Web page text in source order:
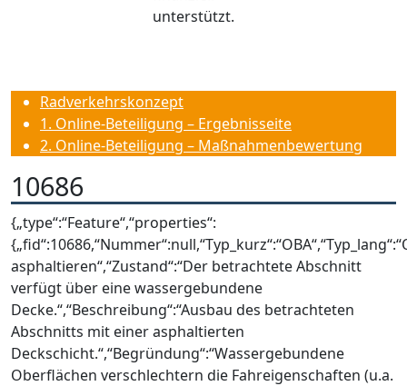
unterstützt.
Radverkehrskonzept
1. Online-Beteiligung – Ergebnisseite
2. Online-Beteiligung – Maßnahmenbewertung
10686
{„type“:“Feature“,“properties“:
asphaltieren“,“Zustand“:“Der betrachtete Abschnitt
verfügt über eine wassergebundene
Decke.“,“Beschreibung“:“Ausbau des betrachteten
Abschnitts mit einer asphaltierten
Deckschicht.“,“Begründung“:“Wassergebundene
Oberflächen verschlechtern die Fahreigenschaften (u.a.